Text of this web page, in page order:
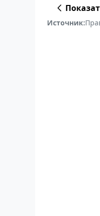
Источник: